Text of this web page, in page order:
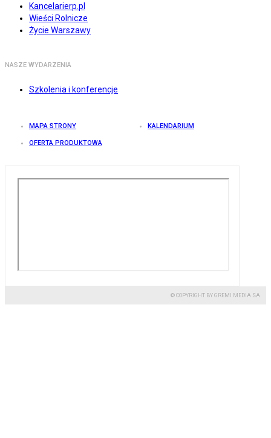
Kancelarierp.pl
Wieści Rolnicze
Życie Warszawy
NASZE WYDARZENIA
Szkolenia i konferencje
MAPA STRONY KALENDARIUM
OFERTA PRODUKTOWA
© COPYRIGHT BY GREMI MEDIA SA